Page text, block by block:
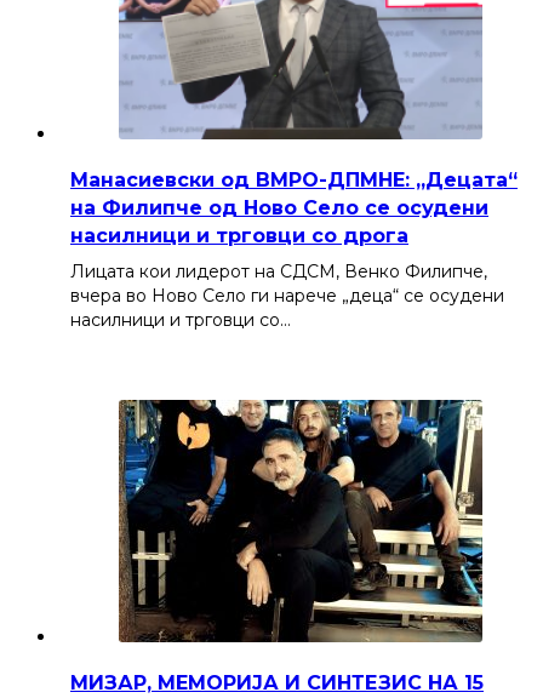
Манасиевски од ВМРО-ДПМНЕ: „Децата“
на Филипче од Ново Село се осудени
насилници и трговци со дрога
Лицата кои лидерот на СДСМ, Венко Филипче,
вчера во Ново Село ги нарече „деца“ се осудени
насилници и трговци со…
МИЗАР, МЕМОРИЈА И СИНТЕЗИС НА 15